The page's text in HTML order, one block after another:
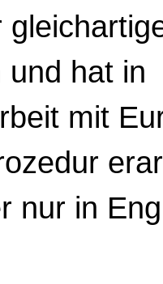
und hat in
mit
nur in